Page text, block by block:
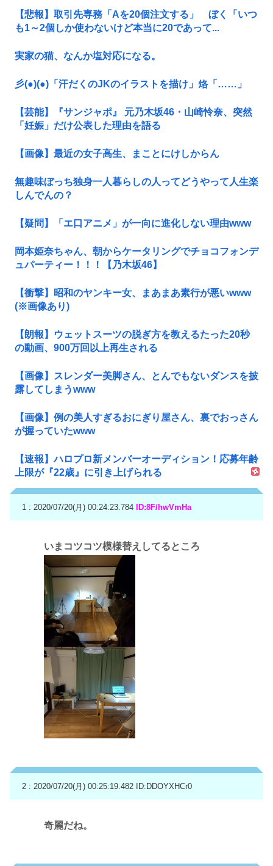
【悲報】取引先専務「Aを20個注文する」 ぼく「いつ
も1～2個しか使わないけど本当に20であって...
実家の猫、なんか塩対応になる。
彡(●)(●)「汗だくのJKのイラストを描け」烙「……」
【芸能】『サンジャポ』 元乃木坂46・山崎怜奈、突然
「妊娠」だけ公表した理由を語る
【画像】最近の女子高生、まことにけしからん
無趣味ぼっち独身一人暮らしの人ってどうやって人生楽
しんでんの？
【疑問】「エ口アニメ」が一向に進化しない理由www
岡本姫奈ちゃん、朝からケータリングでチョコフォンデ
ュパーティー！！！【乃木坂46】
【衝撃】昭和のヤンキー女、まあまあ素行が悪いwww
(※画像あり)
【朗報】ウェットスーツの脱ぎ方を教えるたった20秒
の動画、900万回以上再生される
【画像】スレンダー美脚さん、とんでもないダンスを披
露してしまうwww
【画像】例の美人すぎるおにぎり屋さん、裏でおっさん
が握っていたwww
【速報】ハロプロ新メンバーオーディション！応募年齢
上限が『22歳』に引き上げられる
1 : 2020/07/20(月) 00:24:23.784 ID:8F/hwVmHa
いまコツコツ模様替えしてるところ
2 : 2020/07/20(月) 00:25:19.482 ID:DDOYXHCr0
奇麗だね。